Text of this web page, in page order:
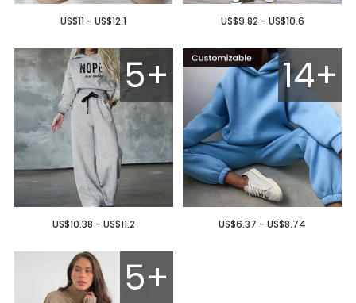
US$11 - US$12.1 US$9.82 - US$10.6
5+
US$10.38 - US$11.2
14+
US$6.37 - US$8.74
5+